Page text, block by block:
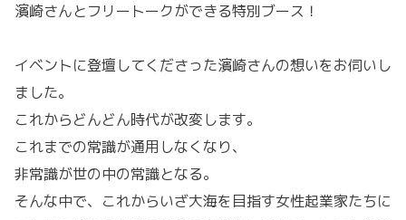
濱崎さんとフリートークができる特別ブース！
イベントに登壇してくださった濱崎さんの想いをお伺いし
ました。
これからどんどん時代が改変します。
これまでの常識が通用しなくなり、
非常識が世の中の常識となる。
そんな中で、これからいざ大海を目指す女性起業家たちに